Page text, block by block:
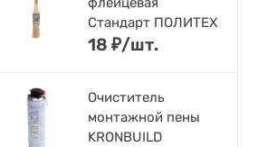
Стандарт ПОЛИТЕХ
18 ₽/шт.
Очиститель
монтажной пены
KRONBUILD